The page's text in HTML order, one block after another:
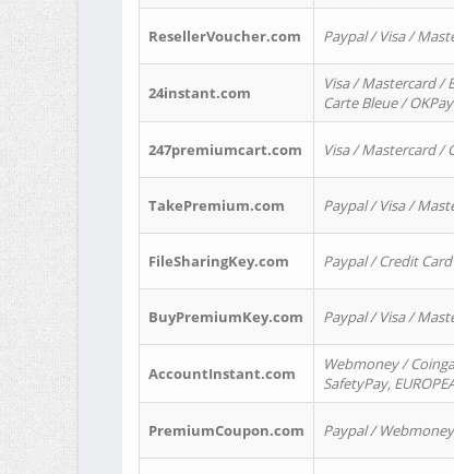
ResellerVoucher.com Paypal / Visa /
24instant.com
Visa / Mastercard /
Carte Bleue /
247premiumcart.com Visa / Mastercard /
TakePremium.com Paypal / Visa /
FileSharingKey.com Paypal / Credit
BuyPremiumKey.com Paypal / Visa /
AccountInstant.com
Webmoney /
SafetyPay,
PremiumCoupon.com Paypal /